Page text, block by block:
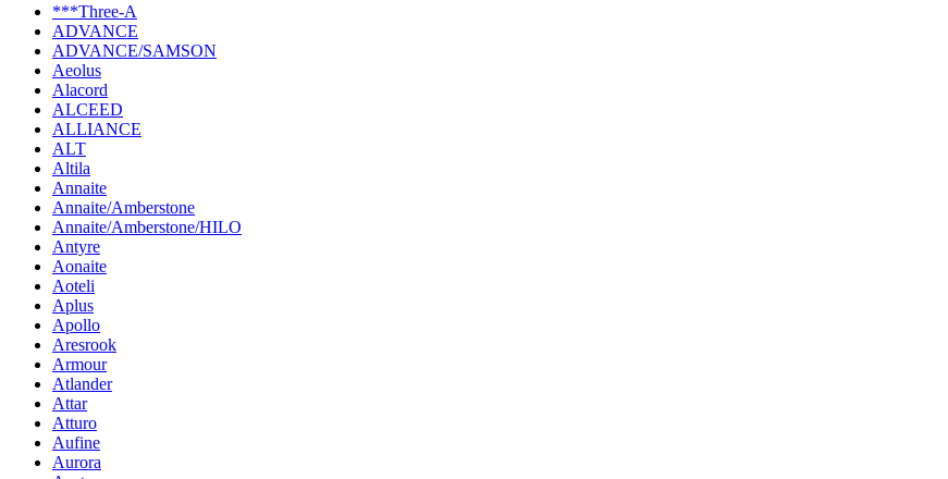
***Three-A
ADVANCE
ADVANCE/SAMSON
Aeolus
Alacord
ALCEED
ALLIANCE
ALT
Altila
Annaite
Annaite/Amberstone
Annaite/Amberstone/HILO
Antyre
Aonaite
Aoteli
Aplus
Apollo
Aresrook
Armour
Atlander
Attar
Atturo
Aufine
Aurora